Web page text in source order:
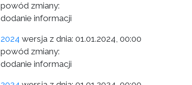
powód zmiany:
dodanie informacji
2024 wersja z dnia: 01.01.2024, 00:00
powód zmiany:
dodanie informacji